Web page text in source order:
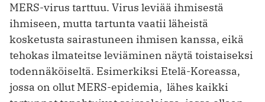
MERS-virus tarttuu. Virus leviää ihmisestä
ihmiseen, mutta tartunta vaatii läheistä
kosketusta sairastuneen ihmisen kanssa, eikä
tehokas ilmateitse leviäminen näytä toistaiseksi
todennäköiseltä. Esimerkiksi Etelä-Koreassa,
jossa on ollut MERS-epidemia, lähes kaikki